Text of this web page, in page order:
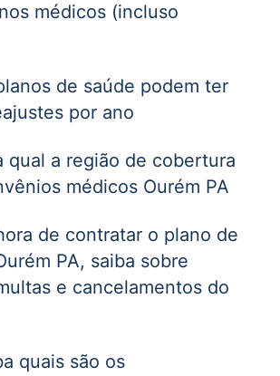
médicos (incluso
de saúde podem ter
por ano
qual a região de cobertura
médicos Ourém PA
de contratar o plano de
PA, saiba sobre
e cancelamentos do
quais são os